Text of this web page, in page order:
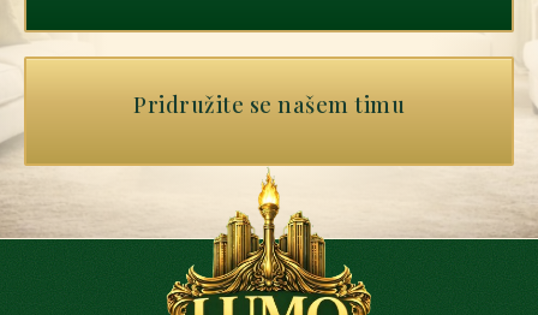
Pridružite se našem timu